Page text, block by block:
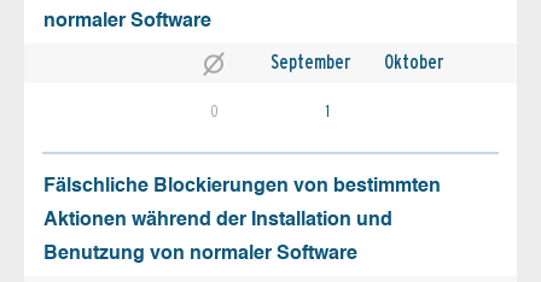
normaler Software
September Oktober
0 1
Fälschliche Blockierungen von bestimmten
Aktionen während der Installation und
Benutzung von normaler Software